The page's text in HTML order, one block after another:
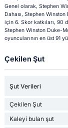
Genel olarak, Stephen
Dahası, Stephen
için 6. Skor katkıları, 90
Stephen Winston Duke-
oyuncularının en üst 91
Çekilen Şut
Şut Verileri
Çekilen Şut
Kaleyi bulan şut